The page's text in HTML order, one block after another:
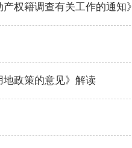
权籍调查有关工作的通知》
地政策的意见》解读